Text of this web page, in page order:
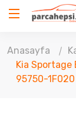
Anasayfa
Kia Sportage
95750-1F020